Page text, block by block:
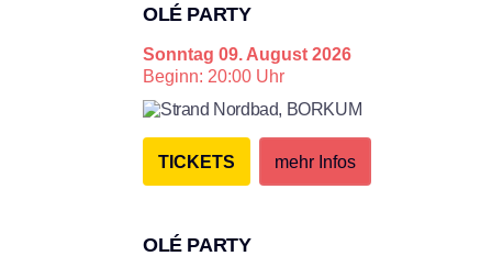
OLÉ PARTY
Sonntag 09. August 2026
Beginn: 20:00 Uhr
Strand Nordbad, BORKUM
TICKETS mehr Infos
OLÉ PARTY